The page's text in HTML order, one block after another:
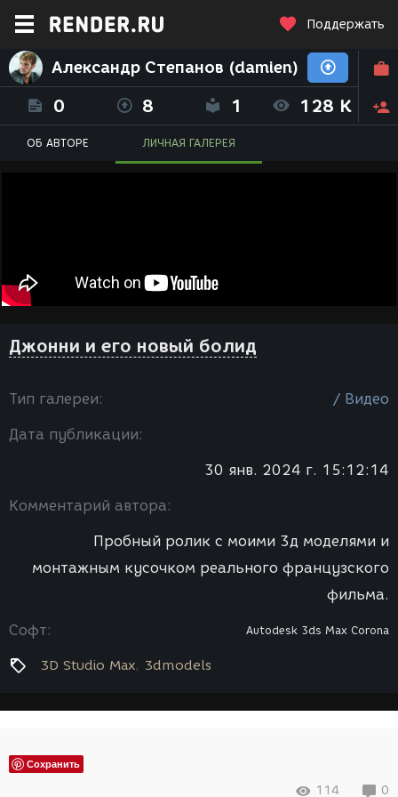
Поддержать
Александр Степанов (damien)
0 8 1 128 K
ОБ АВТОРЕ ЛИЧНАЯ ГАЛЕРЕЯ
Джонни и его новый болид
Тип галереи: / Видео
Дата публикации:
30 янв. 2024 г. 15:12:14
Комментарий автора:
Пробный ролик с моими 3д моделями и
монтажным кусочком реального французского
фильма.
Софт: Autodesk 3ds Max Corona
3D Studio Max 3dmodels
Сохранить
114 0